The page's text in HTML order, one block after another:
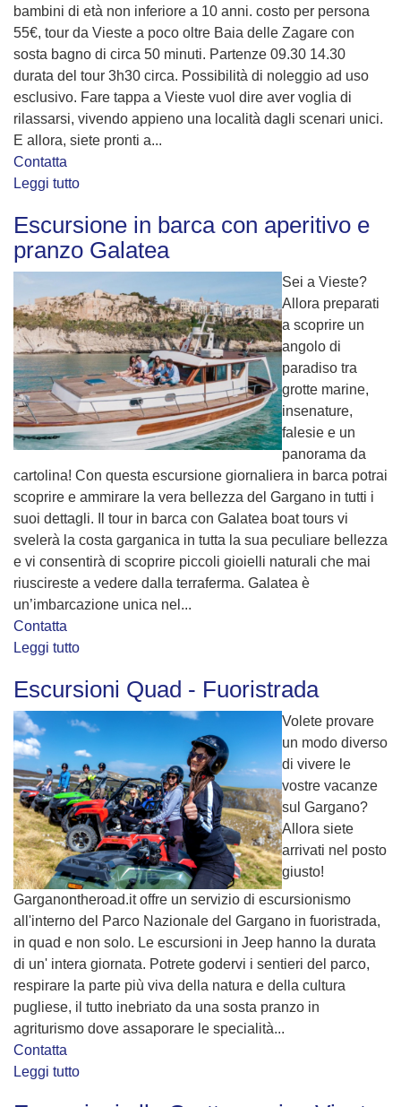
bambini di età non inferiore a 10 anni. costo per persona
55€, tour da Vieste a poco oltre Baia delle Zagare con
sosta bagno di circa 50 minuti. Partenze 09.30 14.30
durata del tour 3h30 circa. Possibilità di noleggio ad uso
esclusivo. Fare tappa a Vieste vuol dire aver voglia di
rilassarsi, vivendo appieno una località dagli scenari unici.
E allora, siete pronti a...
Contatta
Leggi tutto
Escursione in barca con aperitivo e
pranzo Galatea
Sei a Vieste?
Allora preparati
a scoprire un
angolo di
paradiso tra
grotte marine,
insenature,
falesie e un
panorama da
cartolina! Con questa escursione giornaliera in barca potrai
scoprire e ammirare la vera bellezza del Gargano in tutti i
suoi dettagli. Il tour in barca con Galatea boat tours vi
svelerà la costa garganica in tutta la sua peculiare bellezza
e vi consentirà di scoprire piccoli gioielli naturali che mai
riuscireste a vedere dalla terraferma. Galatea è
un’imbarcazione unica nel...
Contatta
Leggi tutto
Escursioni Quad - Fuoristrada
Volete provare
un modo diverso
di vivere le
vostre vacanze
sul Gargano?
Allora siete
arrivati nel posto
giusto!
Garganontheroad.it offre un servizio di escursionismo
all'interno del Parco Nazionale del Gargano in fuoristrada,
in quad e non solo. Le escursioni in Jeep hanno la durata
di un' intera giornata. Potrete godervi i sentieri del parco,
respirare la parte più viva della natura e della cultura
pugliese, il tutto inebriato da una sosta pranzo in
agriturismo dove assaporare le specialità...
Contatta
Leggi tutto